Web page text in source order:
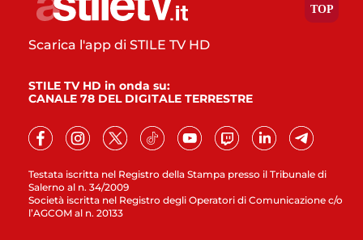
Testata iscritta nel Registro della Stampa presso il Tribunale di
Salerno al n. 34/2009
Società iscritta nel Registro degli Operatori di Comunicazione c/o
l’AGCOM al n. 20133
Scarica l'app di STILE TV HD
STILE TV HD in onda su:
CANALE 78 DEL DIGITALE TERRESTRE